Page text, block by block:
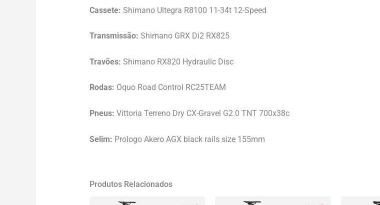
Cassete: Shimano Ultegra R8100 11-34t 12-Speed
Transmissão: Shimano GRX Di2 RX825
Travões: Shimano RX820 Hydraulic Disc
Rodas: Oquo Road Control RC25TEAM
Pneus: Vittoria Terreno Dry CX-Gravel G2.0 TNT 700x38c
Selim: Prologo Akero AGX black rails size 155mm
Produtos Relacionados